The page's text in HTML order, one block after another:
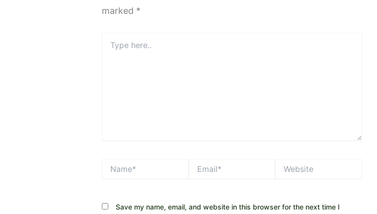
marked *
here..
Save my name, email, and website in this browser for the next time I